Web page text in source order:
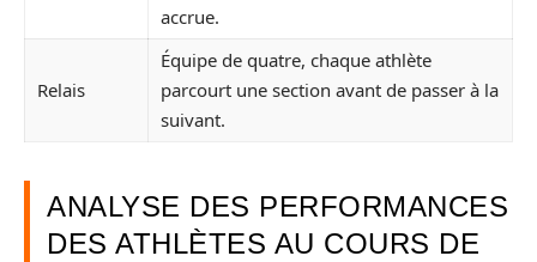
accrue.
Relais
Équipe de quatre, chaque athlète
parcourt une section avant de passer à la
suivant.
ANALYSE DES PERFORMANCES
DES ATHLÈTES AU COURS DE